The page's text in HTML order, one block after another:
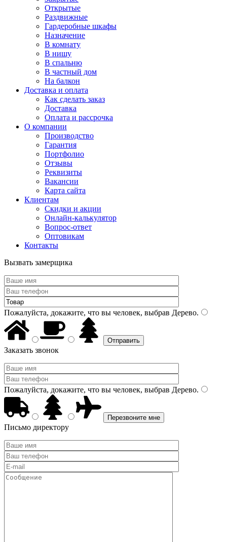
Открытые
Раздвижные
Гардеробные шкафы
Назначение
В комнату
В нишу
В спальню
В частный дом
На балкон
Доставка и оплата
Как сделать заказ
Доставка
Оплата и рассрочка
О компании
Производство
Гарантия
Портфолио
Отзывы
Реквизиты
Вакансии
Карта сайта
Клиентам
Скидки и акции
Онлайн-калькулятор
Вопрос-ответ
Оптовикам
Контакты
Вызвать замерщика
Пожалуйста, докажите, что вы человек, выбрав Дерево.
Заказать звонок
Пожалуйста, докажите, что вы человек, выбрав Дерево.
Письмо директору